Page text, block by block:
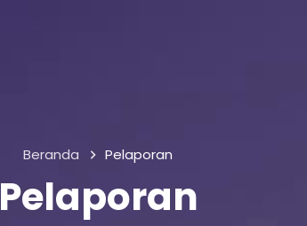
Beranda Pelaporan
Pelaporan